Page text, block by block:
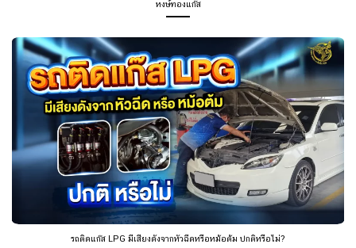
หงษ์ทองแก๊ส
รถติดแก๊ส LPG มีเสียงดังจากหัวฉีดหรือหม้อต้ม ปกติหรือไม่?